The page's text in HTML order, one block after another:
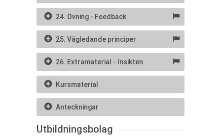
24. Övning - Feedback
25. Vägledande principer
26. Extramaterial - Insikten
Kursmaterial
Anteckningar
Utbildningsbolag